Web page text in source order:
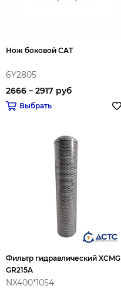
Нож боковой CAT
6Y2805
2666 – 2917 руб
Выбрать
Фильтр гидравлический XCMG
GR215A
NX400*1054